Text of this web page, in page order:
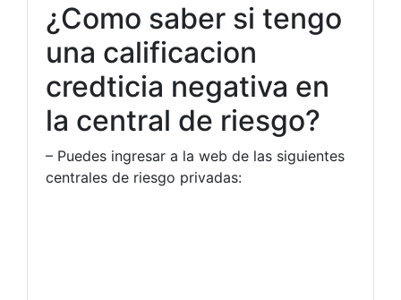
¿Como saber si tengo
una calificacion
credticia negativa en
la central de riesgo?
– Puedes ingresar a la web de las siguientes
centrales de riesgo privadas: